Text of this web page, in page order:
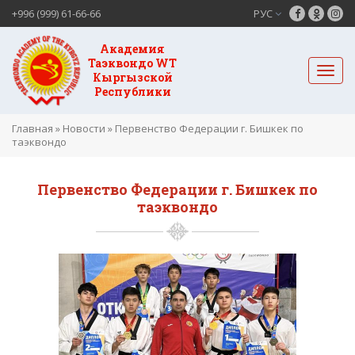
+996 (999) 61-66-66 РУС
Академия
Таэквондо WT
Кыргызской
Республики
Главная » Новости » Первенство Федерации г. Бишкек по
таэквондо
Первенство Федерации г. Бишкек по
таэквондо